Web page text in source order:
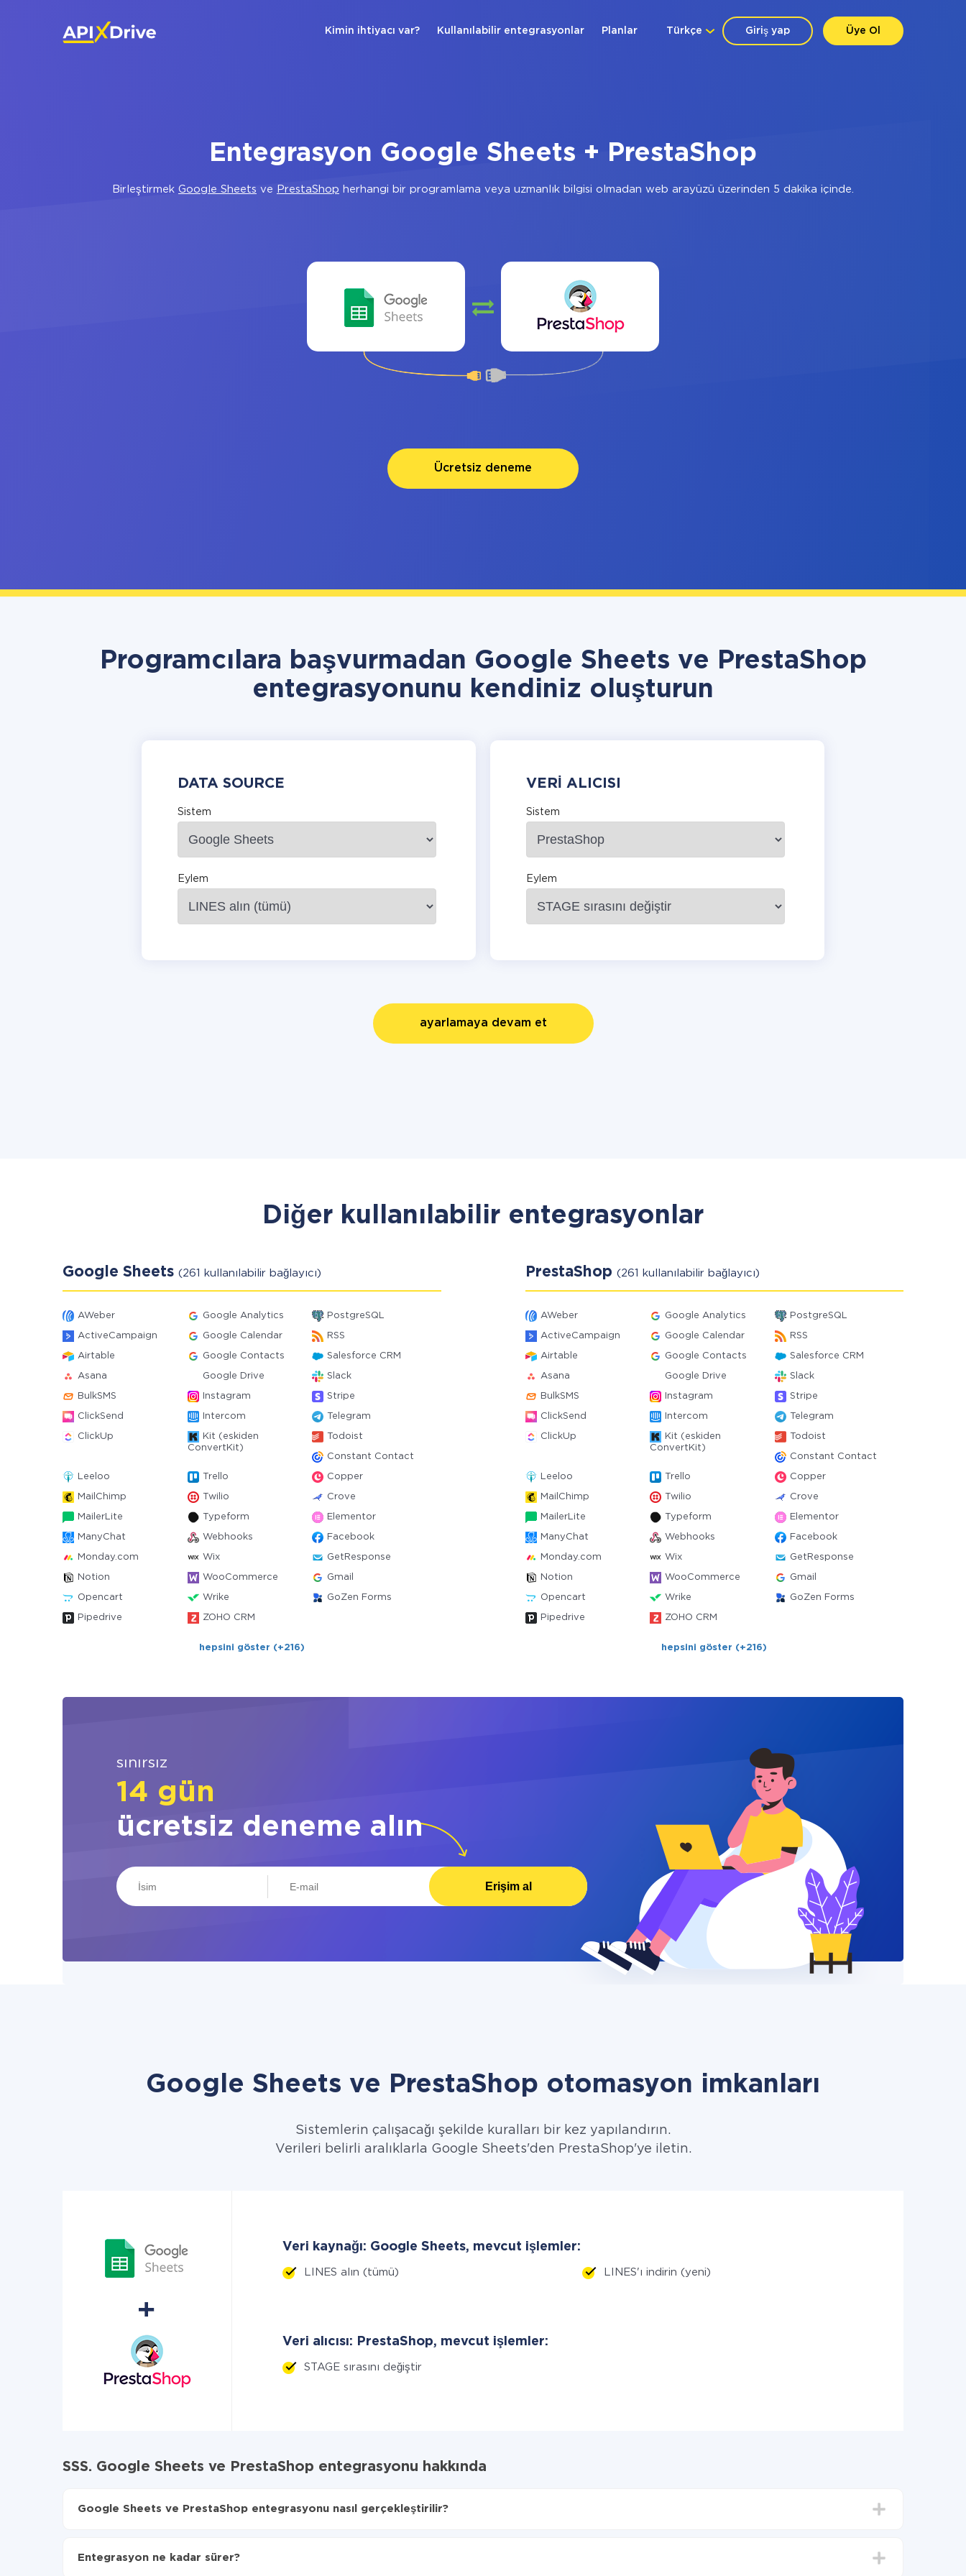
Giriş yap Üye Ol
Türkçe
Kimin ihtiyacı var? Kullanılabilir entegrasyonlar Planlar
Entegrasyon Google Sheets + PrestaShop
Birleştirmek Google Sheets ve PrestaShop herhangi bir programlama veya uzmanlık bilgisi olmadan web arayüzü üzerinden 5 dakika içinde.
Ücretsiz deneme
Programcılara başvurmadan Google Sheets ve PrestaShop
entegrasyonunu kendiniz oluşturun
DATA SOURCE
Sistem
Eylem
VERI ALICISI
Sistem
Eylem
ayarlamaya devam et
Diğer kullanılabilir entegrasyonlar
Google Sheets (261 kullanılabilir bağlayıcı)
AWeber Google Analytics PostgreSQL
ActiveCampaign Google Calendar RSS
Airtable Google Contacts Salesforce CRM
Asana Google Drive Slack
BulkSMS Instagram Stripe
ClickSend Intercom Telegram
ClickUp
Kit (eskiden
ConvertKit)
Todoist
Constant Contact
Leeloo Trello Copper
MailChimp Twilio Crove
MailerLite Typeform Elementor
ManyChat Webhooks Facebook
Monday.com Wix GetResponse
Notion WooCommerce Gmail
Opencart Wrike GoZen Forms
Pipedrive ZOHO CRM
hepsini göster (+216)
PrestaShop (261 kullanılabilir bağlayıcı)
AWeber Google Analytics PostgreSQL
ActiveCampaign Google Calendar RSS
Airtable Google Contacts Salesforce CRM
Asana Google Drive Slack
BulkSMS Instagram Stripe
ClickSend Intercom Telegram
ClickUp
Kit (eskiden
ConvertKit)
Todoist
Constant Contact
Leeloo Trello Copper
MailChimp Twilio Crove
MailerLite Typeform Elementor
ManyChat Webhooks Facebook
Monday.com Wix GetResponse
Notion WooCommerce Gmail
Opencart Wrike GoZen Forms
Pipedrive ZOHO CRM
hepsini göster (+216)
sınırsız
14 gün
ücretsiz deneme alın
Erişim al
Google Sheets ve PrestaShop otomasyon imkanları
Sistemlerin çalışacağı şekilde kuralları bir kez yapılandırın.
Verileri belirli aralıklarla Google Sheets'den PrestaShop'ye iletin.
Veri kaynağı: Google Sheets, mevcut işlemler:
LINES alın (tümü) LINES'ı indirin (yeni)
Veri alıcısı: PrestaShop, mevcut işlemler:
STAGE sırasını değiştir
SSS. Google Sheets ve PrestaShop entegrasyonu hakkında
Google Sheets ve PrestaShop entegrasyonu nasıl gerçekleştirilir?
Otomatik güncellemeyi aç
Entegrasyon ne kadar sürer?